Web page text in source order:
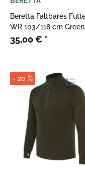
Beretta Faltbares
WR 103/118 cm Green
Moss
35,00 € *
- 20 %